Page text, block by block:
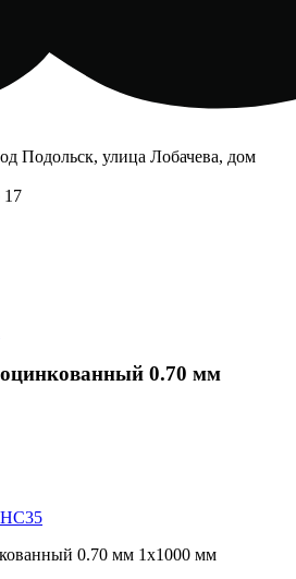
Подольск, улица Лобачева, дом
17
0.70 мм
НС35
0.70 мм 1х1000 мм